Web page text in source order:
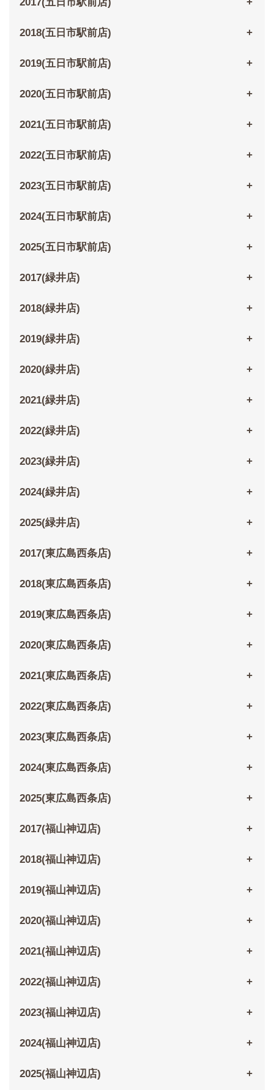
2018(五日市駅前店)
2019(五日市駅前店)
2020(五日市駅前店)
2021(五日市駅前店)
2022(五日市駅前店)
2023(五日市駅前店)
2024(五日市駅前店)
2025(五日市駅前店)
2017(緑井店)
2018(緑井店)
2019(緑井店)
2020(緑井店)
2021(緑井店)
2022(緑井店)
2023(緑井店)
2024(緑井店)
2025(緑井店)
2017(東広島西条店)
2018(東広島西条店)
2019(東広島西条店)
2020(東広島西条店)
2021(東広島西条店)
2022(東広島西条店)
2023(東広島西条店)
2024(東広島西条店)
2025(東広島西条店)
2017(福山神辺店)
2018(福山神辺店)
2019(福山神辺店)
2020(福山神辺店)
2021(福山神辺店)
2022(福山神辺店)
2023(福山神辺店)
2024(福山神辺店)
2025(福山神辺店)